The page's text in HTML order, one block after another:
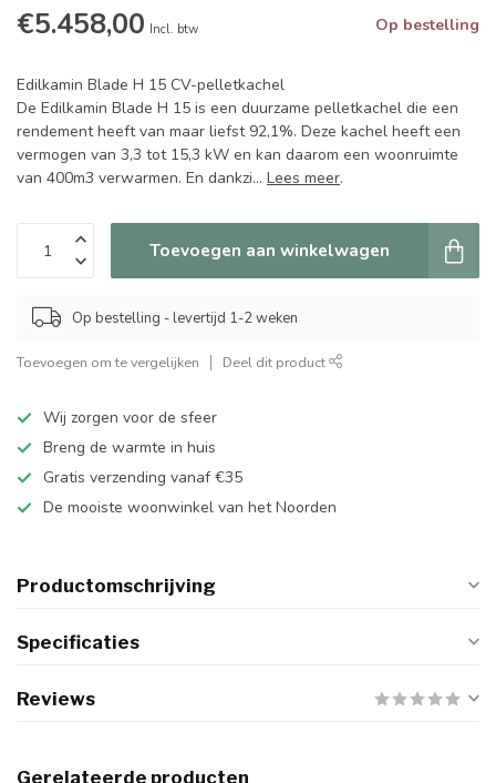
€5.458,00 Incl. btw Op bestelling
Edilkamin Blade H 15 CV-pelletkachel
De Edilkamin Blade H 15 is een duurzame pelletkachel die een
rendement heeft van maar liefst 92,1%. Deze kachel heeft een
vermogen van 3,3 tot 15,3 kW en kan daarom een woonruimte
van 400m3 verwarmen. En dankzi... Lees meer.
Toevoegen aan winkelwagen
Op bestelling - levertijd 1-2 weken
Toevoegen om te vergelijken Deel dit product
Wij zorgen voor de sfeer
Breng de warmte in huis
Gratis verzending vanaf €35
De mooiste woonwinkel van het Noorden
Productomschrijving
Specificaties
Reviews
Gerelateerde producten